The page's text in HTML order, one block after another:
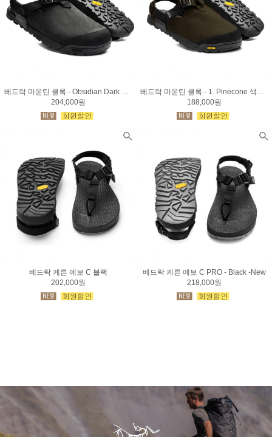
베드락 마운틴 클록 - Obsidian Dark Gray
204,000원
베드락 마운틴 클록 - 1. Pinecone 색상 / 2. Obsidian Black색상
188,000원
베드락 케른 에보 C 블랙
202,000원
베드락 케른 에보 C PRO - Black -New
218,000원